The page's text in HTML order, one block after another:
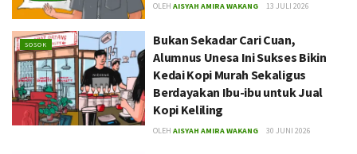
OLEH AISYAH AMIRA WAKANG 13 JULI 2026
SOSOK
Bukan Sekadar Cari Cuan,
Alumnus Unesa Ini Sukses Bikin
Kedai Kopi Murah Sekaligus
Berdayakan Ibu-ibu untuk Jual
Kopi Keliling
OLEH AISYAH AMIRA WAKANG 30 JUNI 2026